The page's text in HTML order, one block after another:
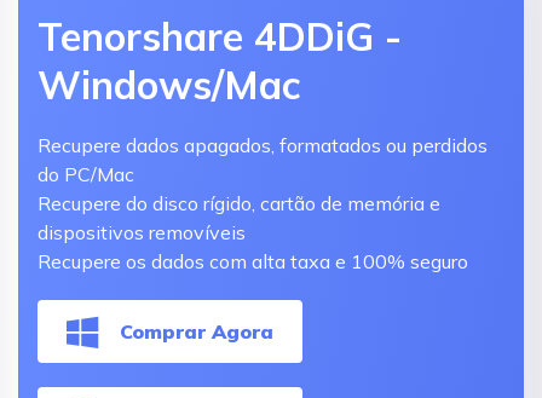
Tenorshare 4DDiG -
Windows/Mac
Recupere dados apagados, formatados ou perdidos
do PC/Mac
Recupere do disco rígido, cartão de memória e
dispositivos removíveis
Recupere os dados com alta taxa e 100% seguro
Comprar Agora